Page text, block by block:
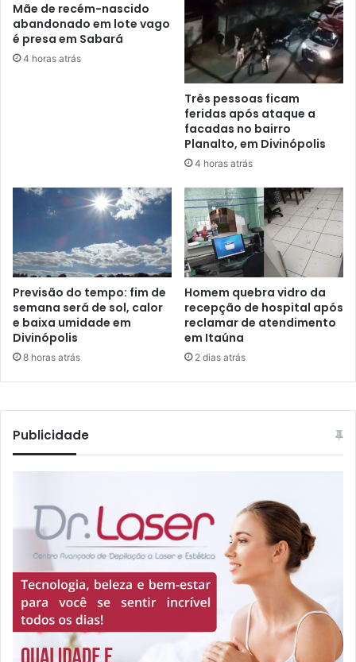
Mãe de recém-nascido
abandonado em lote vago
é presa em Sabará
4 horas atrás
Três pessoas ficam
feridas após ataque a
facadas no bairro
Planalto, em Divinópolis
4 horas atrás
Previsão do tempo: fim de
semana será de sol, calor
e baixa umidade em
Divinópolis
8 horas atrás
Homem quebra vidro da
recepção de hospital após
reclamar de atendimento
em Itaúna
2 dias atrás
Publicidade